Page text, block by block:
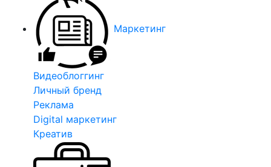
Маркетинг
Видеоблоггинг
Личный бренд
Реклама
Digital маркетинг
Креатив